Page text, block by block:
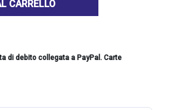
CARRELLO
di debito collegata a PayPal. Carte